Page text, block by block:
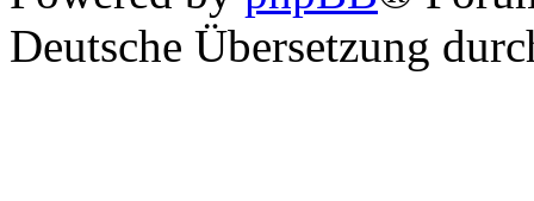
Deutsche Übersetzung